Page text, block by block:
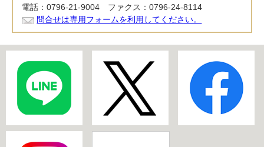
電話：0796-21-9004 ファクス：0796-24-8114
問合せは専用フォームを利用してください。